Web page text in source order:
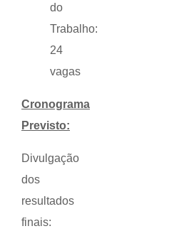
do
Trabalho:
24
vagas
Cronograma
Previsto:
Divulgação
dos
resultados
finais: